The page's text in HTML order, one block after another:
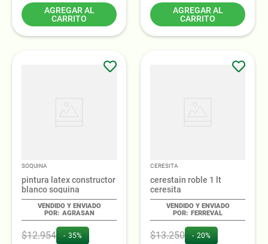
AGREGAR AL
CARRITO
AGREGAR AL
CARRITO
SOQUINA
pintura latex constructor
blanco soquina
AGRASAN
$12.954 35%
CERESITA
cerestain roble 1 lt
ceresita
FERREVAL
$13.250 20%